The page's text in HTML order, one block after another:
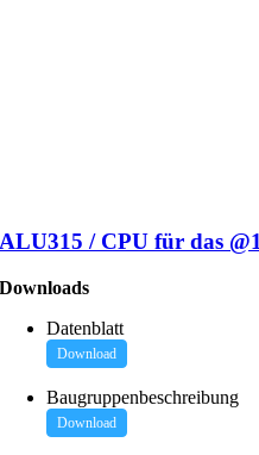
ALU315 / CPU für das
Downloads
Datenblatt
Download
Baugruppenbeschreibung
Download